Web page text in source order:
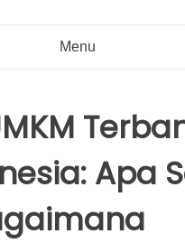
Menu
Apa